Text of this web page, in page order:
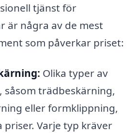
tjänst för
är några av de mest
som påverkar priset:
Olika typer av
såsom trädbeskärning,
eller formklippning,
priser. Varje typ kräver